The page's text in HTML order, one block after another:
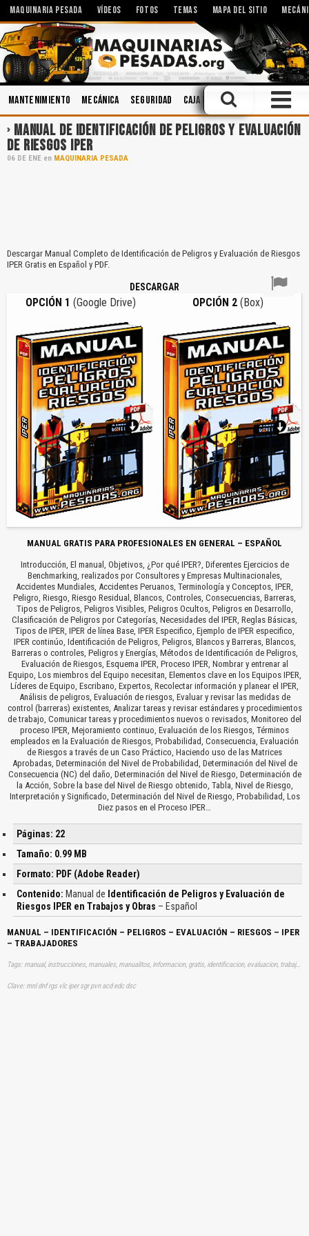
MAQUINARIA PESADA VÍDEOS FOTOS TEMAS MAPA DEL SITIO
Mantenimiento Mecánica Seguridad Caja de Cambios Operación
MANUAL DE IDENTIFICACIÓN DE PELIGROS Y EVALUACIÓN
DE RIESGOS IPER
06 DE ENE en MAQUINARIA PESADA
Descargar Manual Completo de Identificación de Peligros y Evaluación de Riesgos
IPER Gratis en Español y PDF.
DESCARGAR
OPCIÓN 1 (Google Drive) OPCIÓN 2(Box)
MANUAL GRATIS PARA PROFESIONALES EN GENERAL – ESPAÑOL
Introducción, El manual, Objetivos, ¿Por qué IPER?, Diferentes Ejercicios de
Benchmarking, realizados por Consultores y Empresas Multinacionales,
Accidentes Mundiales, Accidentes Peruanos, Terminología y Conceptos, IPER,
Peligro, Riesgo, Riesgo Residual, Blancos, Controles, Consecuencias, Barreras,
Tipos de Peligros, Peligros Visibles, Peligros Ocultos, Peligros en Desarrollo,
Clasificación de Peligros por Categorías, Necesidades del IPER, Reglas Básicas,
Tipos de IPER, IPER de línea Base, IPER Especifico, Ejemplo de IPER especifico,
IPER continúo, Identificación de Peligros, Peligros, Blancos y Barreras, Blancos,
Barreras o controles, Peligros y Energías, Métodos de Identificación de Peligros,
Evaluación de Riesgos, Esquema IPER, Proceso IPER, Nombrar y entrenar al
Equipo, Los miembros del Equipo necesitan, Elementos clave en los Equipos IPER,
Líderes de Equipo, Escribano, Expertos, Recolectar información y planear el IPER,
Análisis de peligros, Evaluación de riesgos, Evaluar y revisar las medidas de
control (barreras) existentes, Analizar tareas y revisar estándares y procedimientos
de trabajo, Comunicar tareas y procedimientos nuevos o revisados, Monitoreo del
proceso IPER, Mejoramiento continuo, Evaluación de los Riesgos, Términos
empleados en la Evaluación de Riesgos, Probabilidad, Consecuencia, Evaluación
de Riesgos a través de un Caso Práctico, Haciendo uso de las Matrices
Aprobadas, Determinación del Nivel de Probabilidad, Determinación del Nivel de
Consecuencia (NC) del daño, Determinación del Nivel de Riesgo, Determinación de
la Acción, Sobre la base del Nivel de Riesgo obtenido, Tabla, Nivel de Riesgo,
Interpretación y Significado, Determinación del Nivel de Riesgo, Probabilidad, Los
Diez pasos en el Proceso IPER…
Páginas: 22
Tamaño: 0.99 MB
Formato: PDF (Adobe Reader)
Contenido: Manual de Identificación de Peligros y Evaluación de
Riesgos IPER en Trabajos y Obras – Español
MANUAL – IDENTIFICACIÓN – PELIGROS – EVALUACIÓN – RIESGOS – IPER
– TRABAJADORES
Tags: manual, instrucciones, manuales, manualitos, informacion, gratis, identificacion, evaluacion, trabajadores, aprender, descargas
Clave: mnl dnf rgs vlc iper sgr pvn acd edc dsc